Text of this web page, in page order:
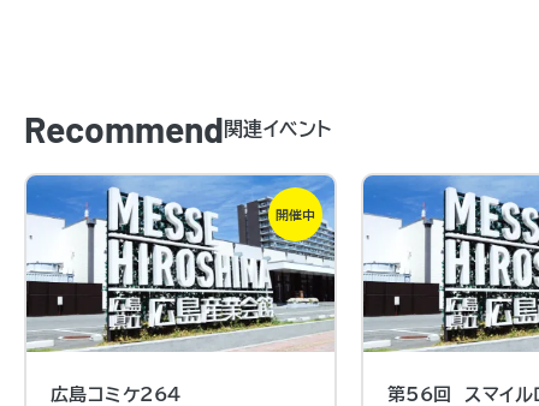
Recommend関連イベント
開催中
広島コミケ264 第56回 スマイル